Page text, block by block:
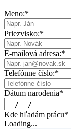
Meno:*
Priezvisko:*
E-mailová adresa:*
Telefónne číslo:*
Dátum narodenia*
Kde hľadám prácu*
Loading...